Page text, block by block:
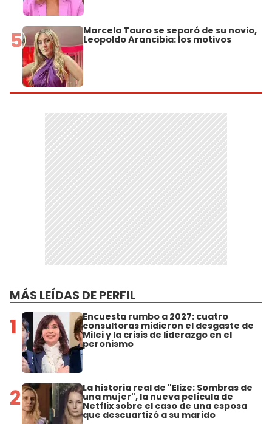
5 Marcela Tauro se separó de su novio,
Leopoldo Arancibia: los motivos
MÁS LEÍDAS DE PERFIL
1 Encuesta rumbo a 2027: cuatro
consultoras midieron el desgaste de
Milei y la crisis de liderazgo en el
peronismo
2 La historia real de "Elize: Sombras de
una mujer", la nueva película de
Netflix sobre el caso de una esposa
que descuartizó a su marido